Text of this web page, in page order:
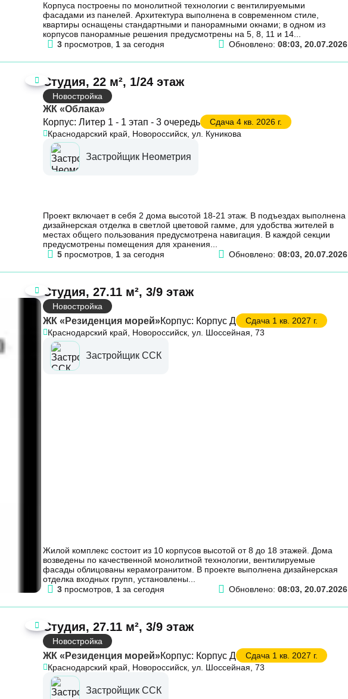
Корпуса построены по монолитной технологии с вентилируемыми
фасадами из панелей. Архитектура выполнена в современном стиле,
квартиры оснащены стандартными и панорамными окнами; в одном из
корпусов панорамные решения предусмотрены на 5, 8, 11 и 14...
3 просмотров, 1 за сегодня Обновлено: 08:03, 20.07.2026
Студия, 22 м², 1/24 этаж
Новостройка
ЖК «Облака»
Корпус: Литер 1 - 1 этап - 3 очередь
Сдача 4 кв. 2026 г.
Краснодарский край, Новороссийск, ул. Куникова
Застройщик Неометрия
Проект включает в себя 2 дома высотой 18-21 этаж. В подъездах выполнена
дизайнерская отделка в светлой цветовой гамме, для удобства жителей в
местах общего пользования предусмотрена навигация. В каждой секции
предусмотрены помещения для хранения...
5 просмотров, 1 за сегодня Обновлено: 08:03, 20.07.2026
Студия, 27.11 м², 3/9 этаж
Новостройка
ЖК «Резиденция морей»Корпус: Корпус Д
Сдача 1 кв. 2027 г.
Краснодарский край, Новороссийск, ул. Шоссейная, 73
Застройщик ССК
Жилой комплекс состоит из 10 корпусов высотой от 8 до 18 этажей. Дома
возведены по качественной монолитной технологии, вентилируемые
фасады облицованы керамогранитом. В проекте выполнена дизайнерская
отделка входных групп, установлены...
3 просмотров, 1 за сегодня Обновлено: 08:03, 20.07.2026
Студия, 27.11 м², 3/9 этаж
Новостройка
ЖК «Резиденция морей»Корпус: Корпус Д
Сдача 1 кв. 2027 г.
Краснодарский край, Новороссийск, ул. Шоссейная, 73
Застройщик ССК